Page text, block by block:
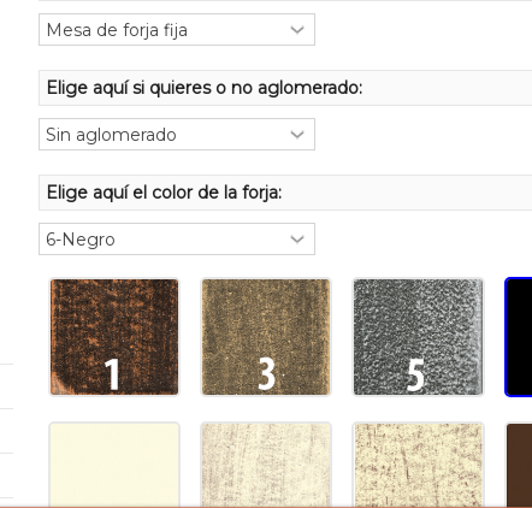
Elige aquí el color de la forja:
Elige aquí si quieres o no aglomerado: